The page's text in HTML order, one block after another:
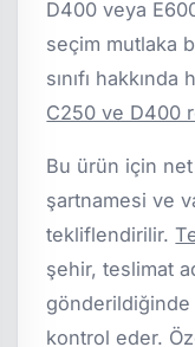
D400 veya
seçim mutlaka
sınıfı hakkında
C250 ve D400
Bu ürün için
şartnamesi ve
tekliflendirilir.
şehir, teslimat
gönderildiğinde
kontrol eder.